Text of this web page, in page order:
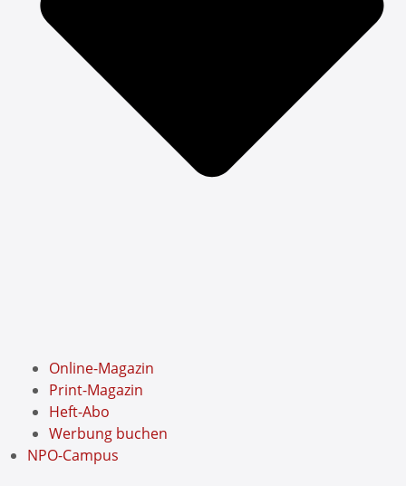
Online-Magazin
Print-Magazin
Heft-Abo
Werbung buchen
NPO-Campus